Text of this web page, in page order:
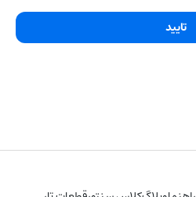
تایید